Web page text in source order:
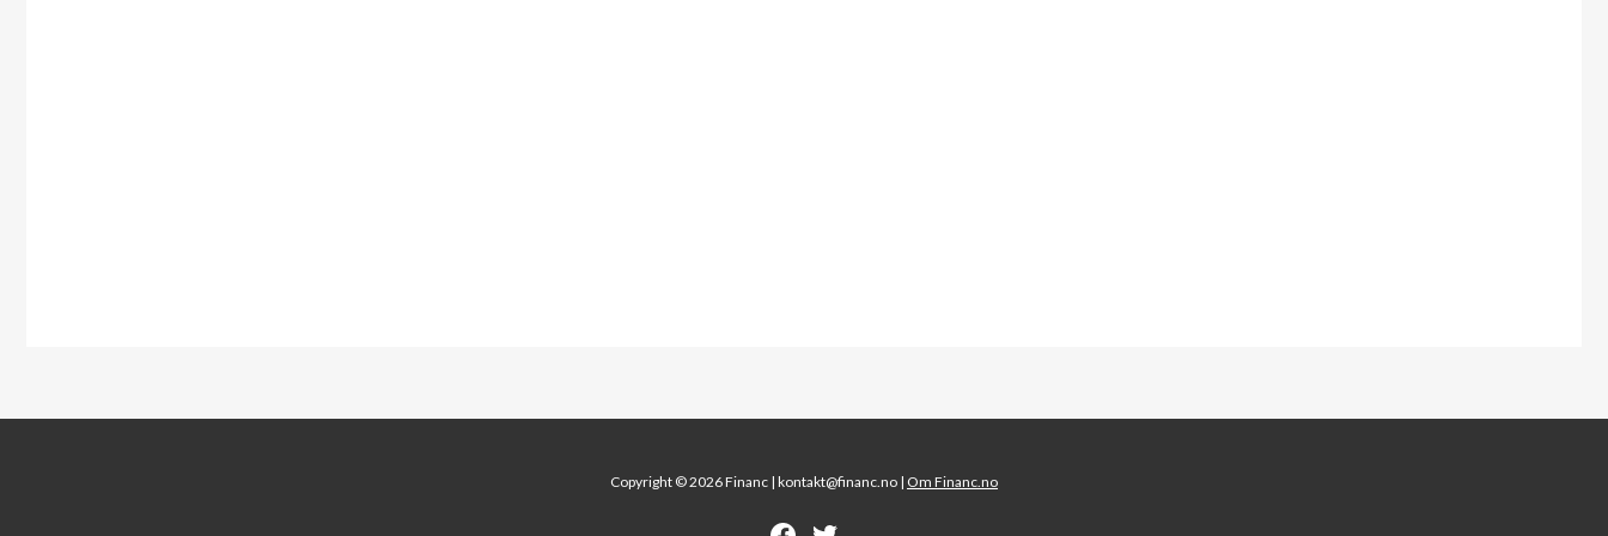
Copyright © 2026 Financ | kontakt@financ.no | Om Financ.no